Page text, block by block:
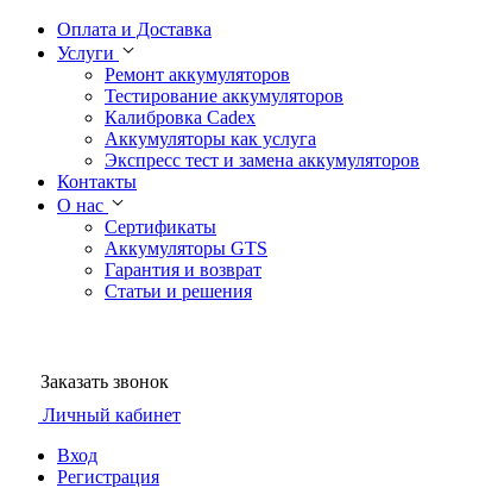
Оплата и Доставка
Услуги
Ремонт аккумуляторов
Тестирование аккумуляторов
Калибровка Cadex
Аккумуляторы как услуга
Экспресс тест и замена аккумуляторов
Контакты
О нас
Сертификаты
Аккумуляторы GTS
Гарантия и возврат
Статьи и решения
Заказать звонок
Личный кабинет
Вход
Регистрация